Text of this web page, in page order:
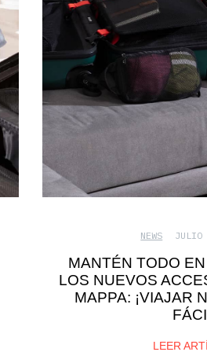
NEWS
MANTÉN TODO
LOS NUEVOS
MAPPA: ¡VIAJAR
LEER